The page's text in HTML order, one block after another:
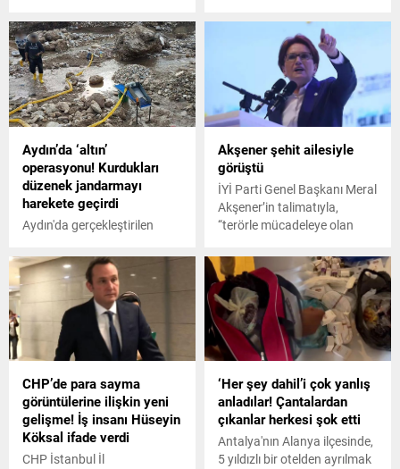
Politikaları Başkanı Bilge
Yılmaz’ın toplantıya
katılmaması nedeniyle 49
üyenin katılımıyla
gerçekleştirildi.
Kurultayı'nda İsrail'in
Gazze'ye yönelik saldırıyla
ilgili konuştu.
Aydın’da ‘altın’
operasyonu! Kurdukları
düzenek jandarmayı
harekete geçirdi
Aydın'da gerçekleştirilen
6 kişilik bir grubu yakalandı.
Gözaltına alınan şüphelilerin
dere yatağına kurdukları
düzenek ise dikkat çekti.
Akşener şehit ailesiyle
görüştü
İYİ Parti Genel Başkanı Meral
Akşener’in talimatıyla,
“terörle mücadeleye olan
yerinde incelemeler yapmak”
üzere görevlendirilen İYİ Parti
heyeti dün Hakkari’de
temaslarda bulundu.
CHP’de para sayma
görüntülerine ilişkin yeni
gelişme! İş insanı Hüseyin
Köksal ifade verdi
CHP İstanbul İl
‘Her şey dahil’i çok yanlış
anladılar! Çantalardan
çıkanlar herkesi şok etti
Antalya'nın Alanya ilçesinde,
5 yıldızlı bir otelden ayrılmak